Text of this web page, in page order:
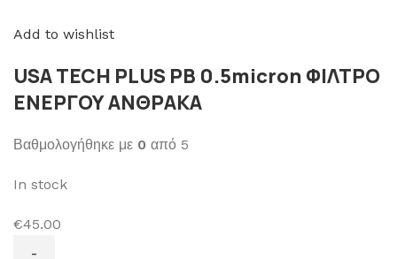
Add to wishlist
USA TECH PLUS PB 0.5micron ΦΙΛΤΡΟ
ΕΝΕΡΓΟΥ ΑΝΘΡΑΚΑ
Βαθμολογήθηκε με 0 από 5
In stock
€45.00